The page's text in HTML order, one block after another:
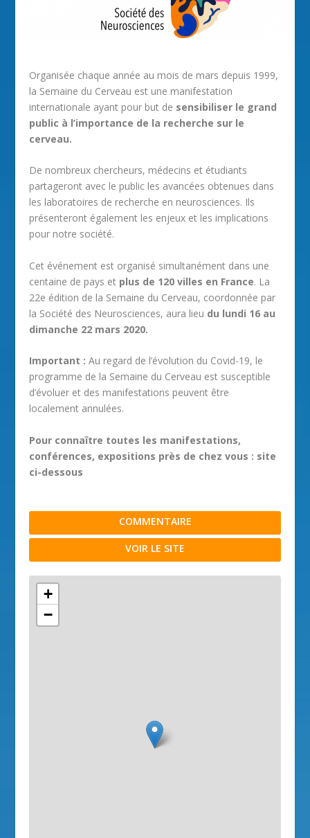
Organisée chaque année au mois de mars depuis 1999,
la Semaine du Cerveau est une manifestation
internationale ayant pour but de sensibiliser le grand
public à l’importance de la recherche sur le
cerveau.
De nombreux chercheurs, médecins et étudiants
partageront avec le public les avancées obtenues dans
les laboratoires de recherche en neurosciences. Ils
présenteront également les enjeux et les implications
pour notre société.
Cet événement est organisé simultanément dans une
centaine de pays et plus de 120 villes en France. La
22e édition de la Semaine du Cerveau, coordonnée par
la Société des Neurosciences, aura lieu du lundi 16 au
dimanche 22 mars 2020.
Important : Au regard de l’évolution du Covid-19, le
programme de la Semaine du Cerveau est susceptible
d’évoluer et des manifestations peuvent être
localement annulées.
Pour connaître toutes les manifestations,
conférences, expositions près de chez vous : site
ci-dessous
COMMENTAIRE
VOIR LE SITE
+
−